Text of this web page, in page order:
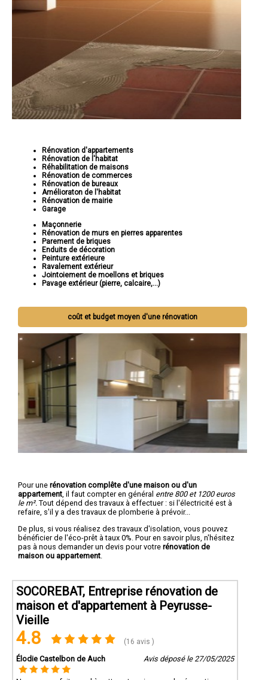
Rénovation d'appartements
Rénovation de l'habitat
Réhabilitation de maisons
Rénovation de commerces
Rénovation de bureaux
Amélioraton de l'habitat
Rénovation de mairie
Garage
Maçonnerie
Rénovation de murs en pierres apparentes
Parement de briques
Enduits de décoration
Peinture extérieure
Ravalement extérieur
Jointoiement de moellons et briques
Pavage extérieur (pierre, calcaire,...)
coût et budget moyen d'une rénovation
Pour une rénovation complête d'une maison ou d'un
appartement , il faut compter en général entre 800 et 1200 euros
le m². Tout dépend des travaux à effectuer : si l'électricité est à
refaire, s'il y a des travaux de plomberie à prévoir...
De plus, si vous réalisez des travaux d'isolation, vous pouvez
bénéficier de l'éco-prêt à taux 0%. Pour en savoir plus, n'hésitez
pas à nous demander un devis pour votre rénovation de
maison ou appartement
SOCOREBAT, Entreprise rénovation de
maison et d'appartement à Peyrusse-
Vieille
4.8 (16 avis )
Élodie Castelbon de Auch Avis déposé le 27/05/2025